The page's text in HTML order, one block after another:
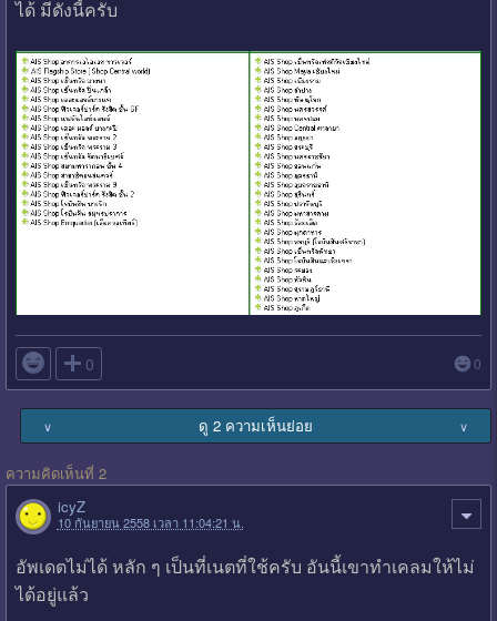
ได้ มีดังนี้ครับ
 0 0
∨ ดู 2 ความเห็นย่อย ∨
ความคิดเห็นที่ 2
icyZ
10 กันยายน 2558 เวลา 11:04:21 น.
อัพเดตไม่ได้ หลัก ๆ เป็นที่เนตที่ใช้ครับ อันนี้เขาทำเคลมให้ไม่
ได้อยู่แล้ว